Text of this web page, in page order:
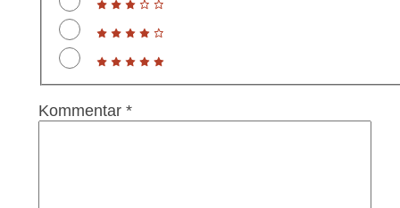
Kommentar *